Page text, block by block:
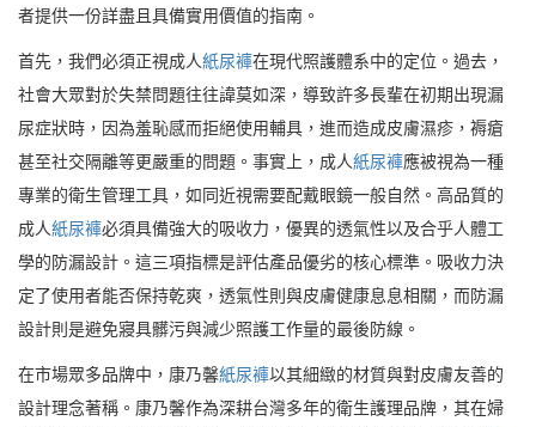
者提供一份詳盡且具備實用價值的指南。
首先，我們必須正視成人紙尿褲在現代照護體系中的定位。過去，
社會大眾對於失禁問題往往諱莫如深，導致許多長輩在初期出現漏
尿症狀時，因為羞恥感而拒絕使用輔具，進而造成皮膚濕疹，褥瘡
甚至社交隔離等更嚴重的問題。事實上，成人紙尿褲應被視為一種
專業的衛生管理工具，如同近視需要配戴眼鏡一般自然。高品質的
成人紙尿褲必須具備強大的吸收力，優異的透氣性以及合乎人體工
學的防漏設計。這三項指標是評估產品優劣的核心標準。吸收力決
定了使用者能否保持乾爽，透氣性則與皮膚健康息息相關，而防漏
設計則是避免寢具髒污與減少照護工作量的最後防線。
在市場眾多品牌中，康乃馨紙尿褲以其細緻的材質與對皮膚友善的
設計理念著稱。康乃馨作為深耕台灣多年的衛生護理品牌，其在婦